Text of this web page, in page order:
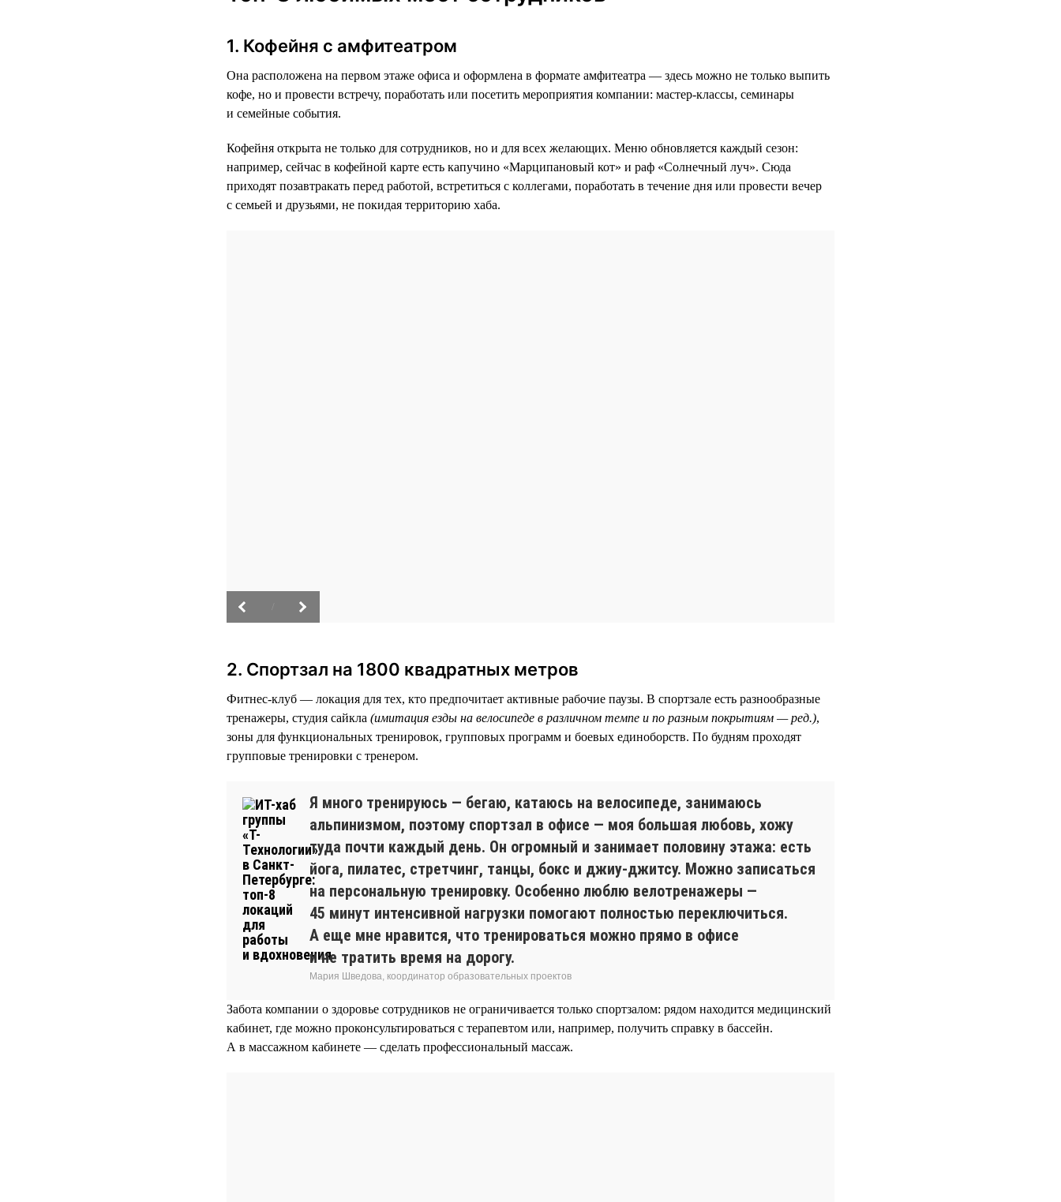
1. Кофейня с амфитеатром
Она расположена на первом этаже офиса и оформлена в формате амфитеатра — здесь можно не только выпить
кофе, но и провести встречу, поработать или посетить мероприятия компании: мастер-классы, семинары
и семейные события.
Кофейня открыта не только для сотрудников, но и для всех желающих. Меню обновляется каждый сезон:
например, сейчас в кофейной карте есть капучино «Марципановый кот» и раф «Солнечный луч». Сюда
приходят позавтракать перед работой, встретиться с коллегами, поработать в течение дня или провести вечер
с семьей и друзьями, не покидая территорию хаба.
2. Спортзал на 1800 квадратных метров
Фитнес-клуб — локация для тех, кто предпочитает активные рабочие паузы. В спортзале есть разнообразные
тренажеры, студия сайкла (имитация езды на велосипеде в различном темпе и по разным покрытиям — ред.),
зоны для функциональных тренировок, групповых программ и боевых единоборств. По будням проходят
групповые тренировки с тренером.
Я много тренируюсь — бегаю, катаюсь на велосипеде, занимаюсь
альпинизмом, поэтому спортзал в офисе — моя большая любовь, хожу
туда почти каждый день. Он огромный и занимает половину этажа: есть
йога, пилатес, стретчинг, танцы, бокс и джиу-джитсу. Можно записаться
на персональную тренировку. Особенно люблю велотренажеры —
45 минут интенсивной нагрузки помогают полностью переключиться.
А еще мне нравится, что тренироваться можно прямо в офисе
и не тратить время на дорогу.
Мария Шведова, координатор образовательных проектов
Забота компании о здоровье сотрудников не ограничивается только спортзалом: рядом находится медицинский
кабинет, где можно проконсультироваться с терапевтом или, например, получить справку в бассейн.
А в массажном кабинете — сделать профессиональный массаж.